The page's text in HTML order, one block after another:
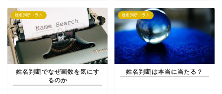
姓名判断コラム
姓名判断でなぜ画数を気にす
るのか
姓名判断コラム
姓名判断は本当に当たる？